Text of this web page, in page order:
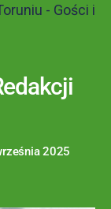
- Gości i
2025